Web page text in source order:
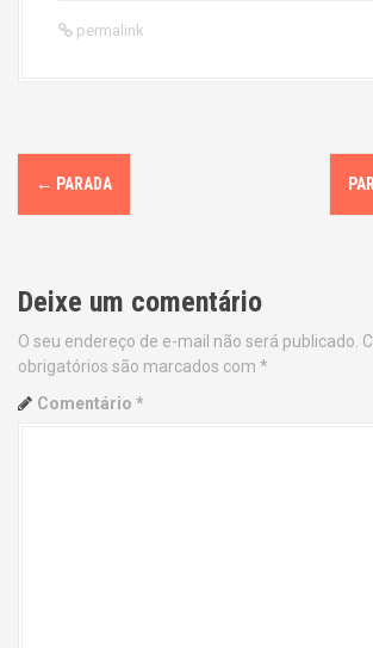
permalink
P
o
t
n
a
← PARADA
Deixe um comentário
O seu endereço de e-mail não será publicado.
obrigatórios são marcados com *
Comentário *